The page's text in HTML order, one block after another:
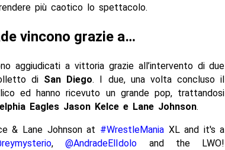
più caotico lo spettacolo.
vincono grazie a…
aggiudicati a vittoria grazie all’intervento di due
di San Diego. I due, una volta concluso il
ed hanno ricevuto un grande pop, trattandosi
Eagles Jason Kelce e Lane Johnson.
& Lane Johnson at #WrestleManiaXL and it's a
,@AndradeElIdolo and the LWO!